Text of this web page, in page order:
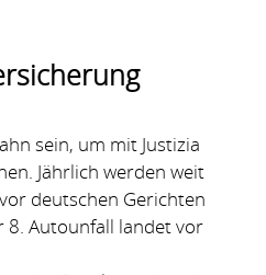
sein, um mit Justizia
Jährlich werden weit
deutschen Gerichten
8. Autounfall landet vor